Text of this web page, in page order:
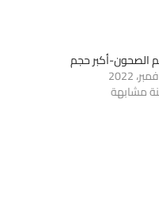
الصحون-أكبر حجم
مشابهة